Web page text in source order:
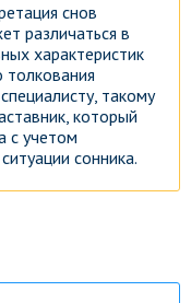
снов
различаться в
характеристик
такому
который
с учетом
сонника.